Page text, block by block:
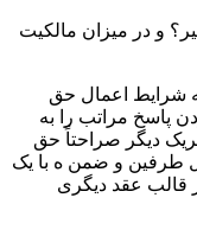
و در میزان مالکیت
شرایط اعمال حق
پاسخ مراتب را به
دیگر صراحتاً حق
طرفین و ضمن ه با یک
قالب عقد دیگری